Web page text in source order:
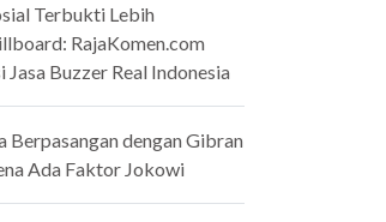
Terbukti Lebih
RajaKomen.com
Jasa Buzzer Real Indonesia
Berpasangan dengan Gibran
Ada Faktor Jokowi